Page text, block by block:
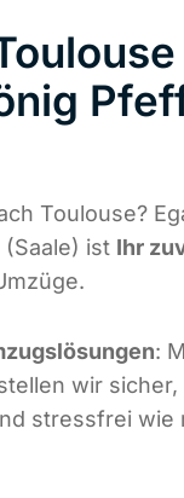
Toulouse?
ist Ihr
:
wir
stressfrei wie